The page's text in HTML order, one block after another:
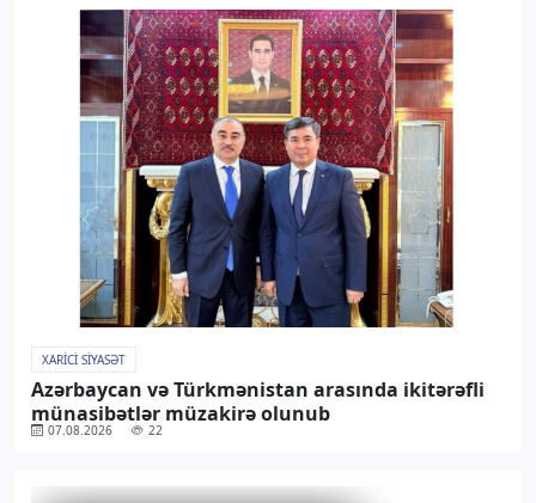
XARICI SIYASƏT
Azərbaycan və Türkmənistan arasında ikitərəfli
münasibətlər müzakirə olunub
07.08.2026 22